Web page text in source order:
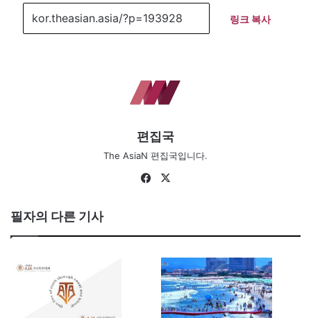
링크 복사
편집국
The AsiaN 편집국입니다.
Fa
필자의 다른 기사